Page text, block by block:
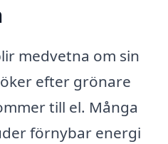
medvetna om sin
efter grönare
till el. Många
förnybar energi